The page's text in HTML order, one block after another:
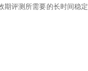
期评测所需要的长时间稳定